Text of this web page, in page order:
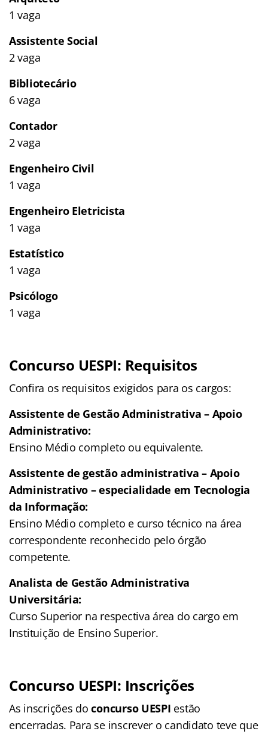
1 vaga
Assistente Social
2 vaga
Bibliotecário
6 vaga
Contador
2 vaga
Engenheiro Civil
1 vaga
Engenheiro Eletricista
1 vaga
Estatístico
1 vaga
Psicólogo
1 vaga
Concurso UESPI: Requisitos
Confira os requisitos exigidos para os cargos:
Assistente de Gestão Administrativa – Apoio
Administrativo:
Ensino Médio completo ou equivalente.
Assistente de gestão administrativa – Apoio
Administrativo – especialidade em Tecnologia
da Informação:
Ensino Médio completo e curso técnico na área
correspondente reconhecido pelo órgão
competente.
Analista de Gestão Administrativa
Universitária:
Curso Superior na respectiva área do cargo em
Instituição de Ensino Superior.
Concurso UESPI: Inscrições
As inscrições doconcurso UESPI estão
encerradas. Para se inscrever o candidato teve que